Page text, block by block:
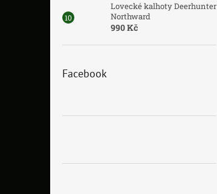
Lovecké kalhoty Deerhunter
Northward
990 Kč
Facebook